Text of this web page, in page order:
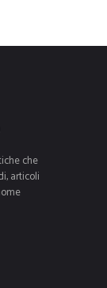
che
articoli